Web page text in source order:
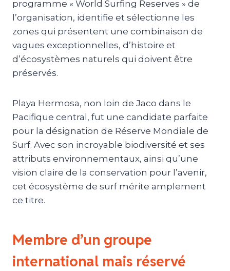
programme « World Surfing Reserves » de
l’organisation, identifie et sélectionne les
zones qui présentent une combinaison de
vagues exceptionnelles, d’histoire et
d’écosystèmes naturels qui doivent être
préservés.
Playa Hermosa, non loin de Jaco dans le
Pacifique central, fut une candidate parfaite
pour la désignation de Réserve Mondiale de
Surf. Avec son incroyable biodiversité et ses
attributs environnementaux, ainsi qu’une
vision claire de la conservation pour l’avenir,
cet écosystème de surf mérite amplement
ce titre.
Membre d’un groupe
international mais réservé